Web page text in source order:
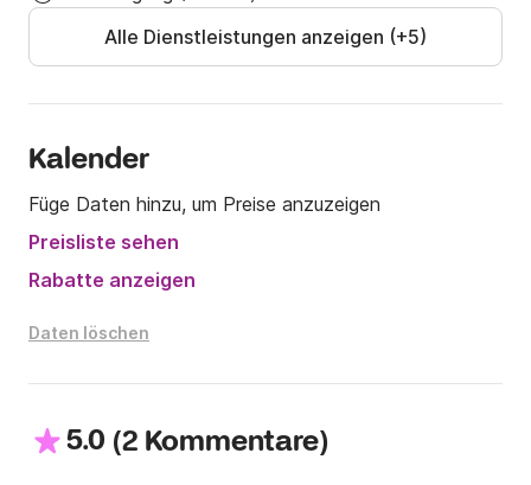
obligatorisch und vor dem Einsteigen vorzulegen.
Für weitere Informationen zögern Sie nicht, uns über
Mark.
Alle Dienstleistungen anzeigen (+5)
Kalender
Füge Daten hinzu, um Preise anzuzeigen
Preisliste sehen
Rabatte anzeigen
Daten löschen
5.0 (2 Kommentare)